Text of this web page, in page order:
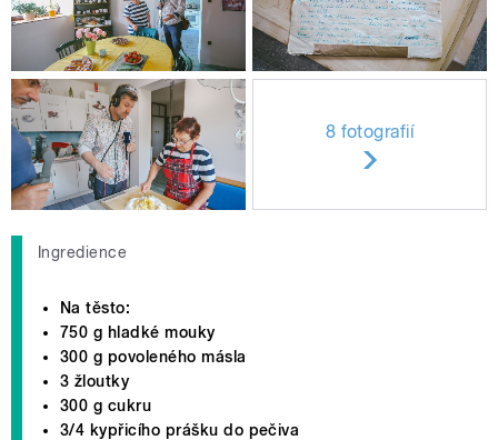
8 fotografií
Ingredience
Na těsto:
750 g hladké mouky
300 g povoleného másla
3 žloutky
300 g cukru
3/4 kypřicího prášku do pečiva